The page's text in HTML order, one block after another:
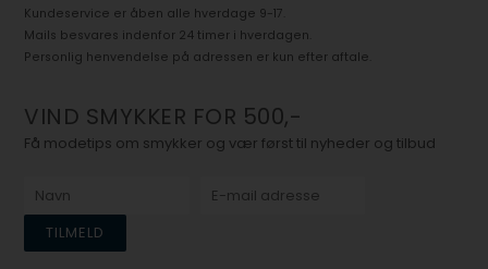
Kundeservice er åben alle hverdage 9-17.
Mails besvares indenfor 24 timer i hverdagen.
Personlig henvendelse på adressen er kun efter aftale.
VIND SMYKKER FOR 500,-
Få modetips om smykker og vær først til nyheder og tilbud